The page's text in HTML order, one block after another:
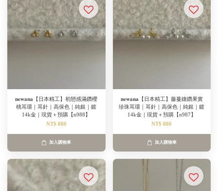
𝐧𝐞𝐰𝐚𝐧𝐚【日本精工】初戀感滿鑽櫻
桃耳環｜耳針｜高保色｜純銀｜鍍
14k金｜現貨＋預購【n988】
NT$ 880
加入購物車
𝐧𝐞𝐰𝐚𝐧𝐚【日本精工】藤蔓鑲鑽果實
珍珠耳環｜耳針｜高保色｜純銀｜鍍
14k金｜現貨＋預購【n987】
NT$ 880
加入購物車